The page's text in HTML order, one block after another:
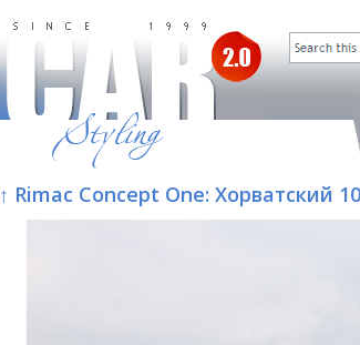
↑ Rimac Concept One: Хорватский